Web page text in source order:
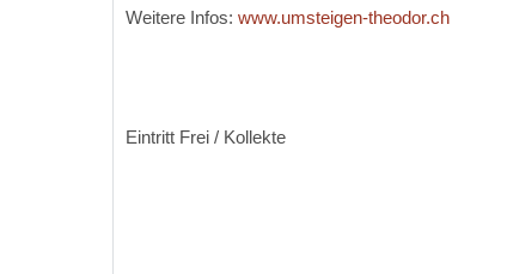
Weitere Infos: www.umsteigen-theodor.ch
Eintritt Frei / Kollekte